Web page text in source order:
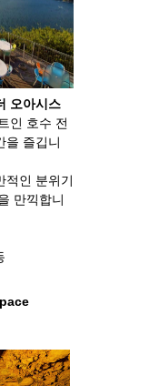
오아시스
인 호수 전
을 즐깁니
적인 분위기
만끽합니